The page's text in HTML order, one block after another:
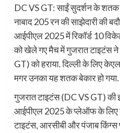
DC VS GT: साईं सुदर्शन के
नाबाद 205 रन की साझेदारी की
आईपीएल 2025 में रिकॉर्ड 10
को खेले गए मैच में गुजरात टाइटंस ने
GT) को हराया. दिल्ली के लिए
मगर उनका यह शतक बेकार हो गया.
गुजरात टाइटंस (DC VS GT) की
आईपीएल 2025 के प्लेऑफ के लिए
टाइटंस, आरसीबी और पंजाब